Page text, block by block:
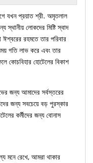
যখন প্রয়াত শ্রী. অমৃতলাল
স্থানীয় লোকদের মিষ্টি স্বাদ
ঈশ্বরের রহমতে তার পরিবার
গতি লাভ করে এবং তার
কোচবিহার হোটেলের বিকাশ
জন্য আমাদের সর্বস্তরের
জন্য সবচেয়ে বড় পুরস্কার
কর্মীদের জন্য বোনাস
মনে রেখে, আমরা থাকার